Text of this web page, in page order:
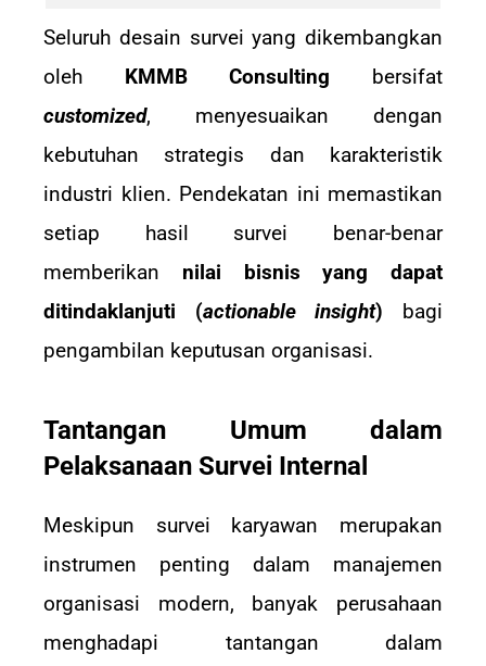
Seluruh desain survei yang dikembangkan
oleh KMMB Consulting bersifat
customized, menyesuaikan dengan
kebutuhan strategis dan karakteristik
industri klien. Pendekatan ini memastikan
setiap hasil survei benar-benar
memberikan nilai bisnis yang dapat
ditindaklanjuti (actionable insight) bagi
pengambilan keputusan organisasi.
Tantangan Umum dalam
Pelaksanaan Survei Internal
Meskipun survei karyawan merupakan
instrumen penting dalam manajemen
organisasi modern, banyak perusahaan
menghadapi tantangan dalam